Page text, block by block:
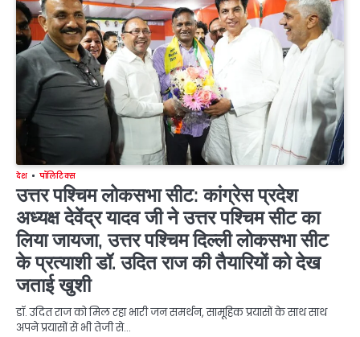
देश पॉलिटिक्स
उत्तर पश्चिम लोकसभा सीट: कांग्रेस प्रदेश
अध्यक्ष देवेंद्र यादव जी ने उत्तर पश्चिम सीट का
लिया जायजा, उत्तर पश्चिम दिल्ली लोकसभा सीट
के प्रत्याशी डॉ. उदित राज की तैयारियों को देख
जताई खुशी
डॉ. उदित राज को मिल रहा भारी जन समर्थन, सामूहिक प्रयासों के साथ साथ
अपने प्रयासों से भी तेजी से…